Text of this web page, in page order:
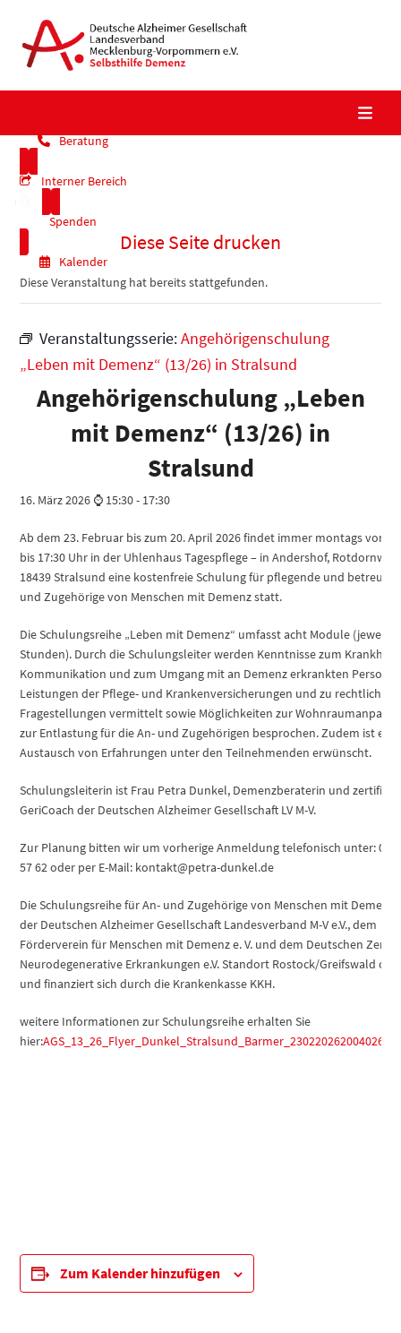
content
Beratung
Interner Bereich
Spenden
Kalender
Diese Seite drucken
Diese Veranstaltung hat bereits stattgefunden.
Veranstaltungsserie:Angehörigenschulung
„Leben mit Demenz“ (13/26) in Stralsund
Angehörigenschulung „Leben
mit Demenz“ (13/26) in
Stralsund
16. März 2026 ⌚ 15:30- 17:30
Ab dem 23. Februar bis zum 20. April 2026 findet immer montags von
bis 17:30 Uhr in der Uhlenhaus Tagespflege – in Andershof, Rotdornweg
18439 Stralsund eine kostenfreie Schulung für pflegende und
und Zugehörige von Menschen mit Demenz statt.
Die Schulungsreihe „Leben mit Demenz“ umfasst acht Module (jeweils
Stunden). Durch die Schulungsleiter werden Kenntnisse zum
Kommunikation und zum Umgang mit an Demenz erkrankten
Leistungen der Pflege- und Krankenversicherungen und zu rechtlichen
Fragestellungen vermittelt sowie Möglichkeiten zur
zur Entlastung für die An- und Zugehörigen besprochen. Zudem ist ein
Austausch von Erfahrungen unter den Teilnehmenden erwünscht.
Schulungsleiterin ist Frau Petra Dunkel, Demenzberaterin und
GeriCoach der Deutschen Alzheimer Gesellschaft LV M-V.
Zur Planung bitten wir um vorherige Anmeldung telefonisch unter:
57 62 oder per E-Mail: kontakt@petra-dunkel.de
Die Schulungsreihe für An- und Zugehörige von Menschen mit Demenz
der Deutschen Alzheimer Gesellschaft Landesverband M-V e.V., dem
Förderverein für Menschen mit Demenz e. V. und dem Deutschen
Neurodegenerative Erkrankungen e.V. Standort Rostock/Greifswald
und finanziert sich durch die Krankenkasse KKH.
weitere Informationen zur Schulungsreihe erhalten Sie
hier:
Zum Kalender hinzufügen